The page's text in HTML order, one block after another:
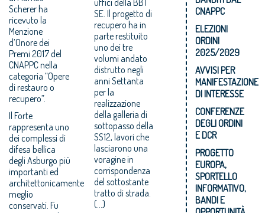
Scherer ha
ricevuto la
Menzione
d’Onore dei
Premi 2017 del
CNAPPC nella
categoria “Opere
di restauro o
recupero”.
Il Forte
rappresenta uno
dei complessi di
difesa bellica
degli Asburgo più
importanti ed
architettonicamente
meglio
conservati. Fu
SE. Il progetto di
recupero ha in
parte restituito
uno dei tre
volumi andato
distrutto negli
anni Settanta
per la
realizzazione
della galleria di
sottopasso della
SS12, lavori che
lasciarono una
voragine in
corrispondenza
del sottostante
tratto di strada.
(...)
CNAPPC
ELEZIONI
ORDINI
2025/2029
AVVISI PER
MANIFESTAZIONE
DI INTERESSE
CONFERENZE
DEGLI ORDINI
E DCR
PROGETTO
EUROPA,
SPORTELLO
INFORMATIVO,
BANDI E